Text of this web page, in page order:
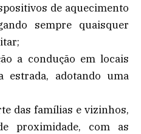
de aquecimento
sempre quaisquer
a condução em locais
adotando uma
das famílias e vizinhos,
proximidade, com as